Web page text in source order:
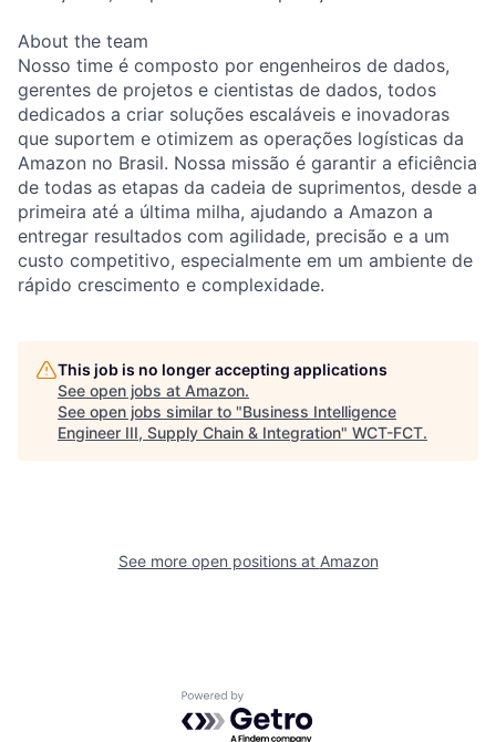
About the team
Nosso time é composto por engenheiros de dados,
gerentes de projetos e cientistas de dados, todos
dedicados a criar soluções escaláveis e inovadoras
que suportem e otimizem as operações logísticas da
Amazon no Brasil. Nossa missão é garantir a eficiência
de todas as etapas da cadeia de suprimentos, desde a
primeira até a última milha, ajudando a Amazon a
entregar resultados com agilidade, precisão e a um
custo competitivo, especialmente em um ambiente de
rápido crescimento e complexidade.
This job is no longer accepting applications
See open jobs at Amazon.
See open jobs similar to "Business Intelligence
Engineer III, Supply Chain & Integration" WCT-FCT.
See more open positions at Amazon
Powered by Getro.com